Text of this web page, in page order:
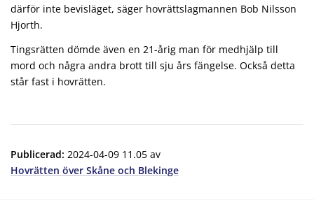
därför inte bevisläget, säger hovrättslagmannen Bob Nilsson
Hjorth.
Tingsrätten dömde även en 21-årig man för medhjälp till
mord och några andra brott till sju års fängelse. Också detta
står fast i hovrätten.
Publicerad: 2024-04-09 11.05 av
Hovrätten över Skåne och Blekinge